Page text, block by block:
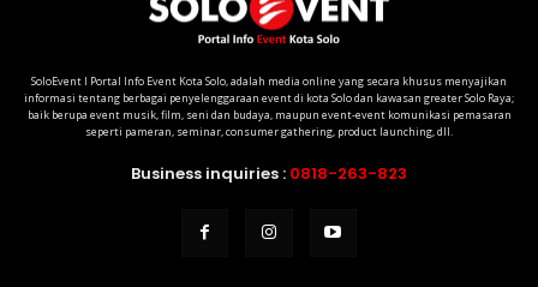
SoloEvent I Portal Info Event Kota Solo, adalah media online yang secara khusus menyajikan
informasi tentang berbagai penyelenggaraan event di kota Solo dan kawasan greater Solo Raya;
baik berupa event musik, film, seni dan budaya, maupun event-event komunikasi pemasaran
seperti pameran, seminar, consumer gathering, product launching, dll.
Business inquiries : 0818-263-823